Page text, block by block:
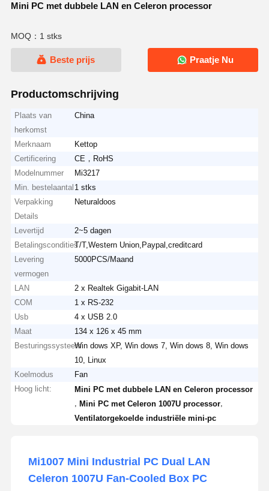
Mini PC met dubbele LAN en Celeron processor
MOQ：1 stks
Beste prijs Praatje Nu
Productomschrijving
Plaats van
herkomst
China
Merknaam
Kettop
Certificering
CE，RoHS
Modelnummer
Mi3217
Min. bestelaantal 1 stks
Verpakking
Details
Neturaldoos
Levertijd
2~5 dagen
BetalingsconditiesT/T,Western Union,Paypal,creditcard
Levering
vermogen
5000PCS/Maand
LAN
2 x Realtek Gigabit-LAN
COM
1 x RS-232
Usb
4 x USB 2.0
Maat
134 x 126 x 45 mm
BesturingssysteemWin dows XP, Win dows 7, Win dows 8, Win dows
10, Linux
Koelmodus
Fan
Hoog licht:
Mini PC met dubbele LAN en Celeron processor
,Mini PC met Celeron 1007U processor
Ventilatorgekoelde industriële mini-pc
Mi1007 Mini Industrial PC Dual LAN
Celeron 1007U Fan-Cooled Box PC